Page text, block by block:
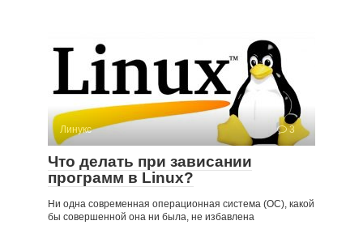
Линукс 3
Что делать при зависании
программ в Linux?
Ни одна современная операционная система (ОС), какой
бы совершенной она ни была, не избавлена